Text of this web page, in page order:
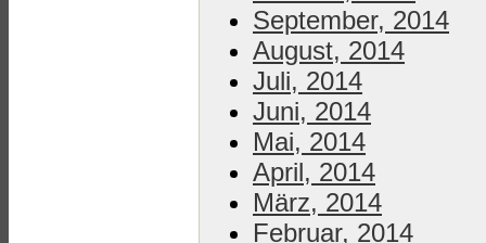
September, 2014
August, 2014
Juli, 2014
Juni, 2014
Mai, 2014
April, 2014
März, 2014
Februar, 2014